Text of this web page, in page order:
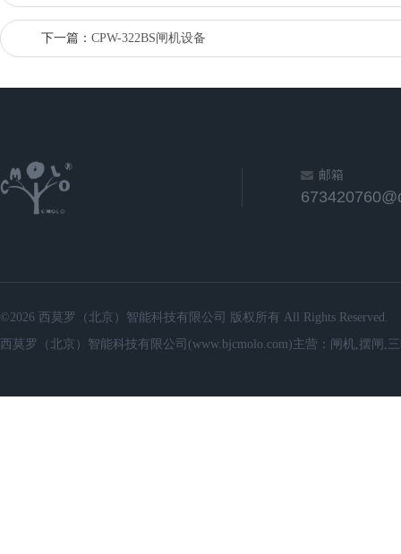
下一篇： CPW-322BS闸机设备
邮箱
©2026 西莫罗（北京）智能科技有限公司 版权所有 All Rights Reserved.
西莫罗（北京）智能科技有限公司(www.bjcmolo.com)主营：闸机,摆闸,